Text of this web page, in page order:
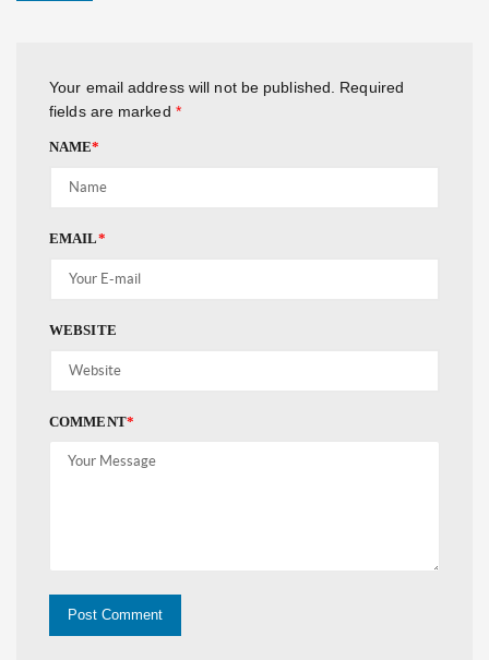
Your email address will not be published.
Required
fields are marked *
NAME*
EMAIL*
WEBSITE
COMMENT*